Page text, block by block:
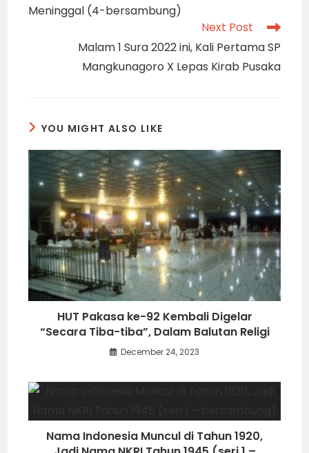
Meninggal (4-bersambung)
Next Post
Malam 1 Sura 2022 ini, Kali Pertama SP
Mangkunagoro X Lepas Kirab Pusaka
YOU MIGHT ALSO LIKE
HUT Pakasa ke-92 Kembali Digelar
“Secara Tiba-tiba”, Dalam Balutan Religi
December 24, 2023
Nama Indonesia Muncul di Tahun 1920,